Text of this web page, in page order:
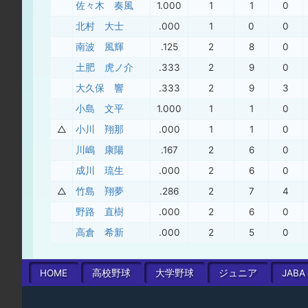
佐々木 奏風 1.000 1 1
0
北村 大士
.000 1 0
0
南波 風輝
.125 2 8
0
土肥 虎ノ介
.333 2 9
0
大久保 響
.333 2 9
3
小島 文平
1.000 1 1
0
△
小川 翔那 .000 1 1
0
川嶋 康陽
.167 2 6
0
成川 琉生
.000 2 6
0
△
竹島 翔夢 .286 2 7
4
野路 直樹
.000 2 6
0
高倉 希新
.000 2 5 0
HOME 高校野球 大学野球 ジュニア JABA